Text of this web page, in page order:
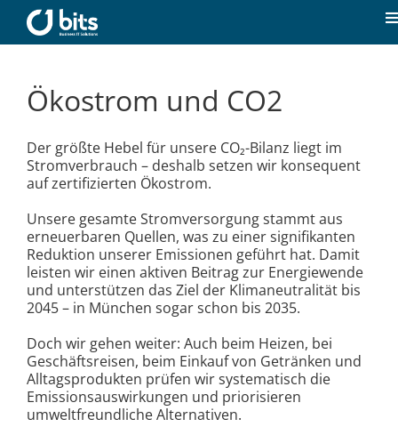
Inhalt
springen
Unsere Kompetenzen
Karriere
Über uns
Kontakt
Ökostrom und CO2
Der größte Hebel für unsere CO₂-Bilanz liegt im
Stromverbrauch – deshalb setzen wir konsequent
auf zertifizierten Ökostrom.
Unsere gesamte Stromversorgung stammt aus
erneuerbaren Quellen, was zu einer signifikanten
Reduktion unserer Emissionen geführt hat. Damit
leisten wir einen aktiven Beitrag zur Energiewende
und unterstützen das Ziel der Klimaneutralität bis
2045 – in München sogar schon bis 2035.
Doch wir gehen weiter: Auch beim Heizen, bei
Geschäftsreisen, beim Einkauf von Getränken und
Alltagsprodukten prüfen wir systematisch die
Emissionsauswirkungen und priorisieren
umweltfreundliche Alternativen.